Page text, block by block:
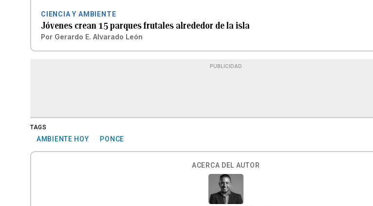
CIENCIA Y AMBIENTE
Jóvenes crean 15 parques frutales alrededor de la isla
Por Gerardo E. Alvarado León
PUBLICIDAD
TAGS
AMBIENTE HOY PONCE
ACERCA DEL AUTOR